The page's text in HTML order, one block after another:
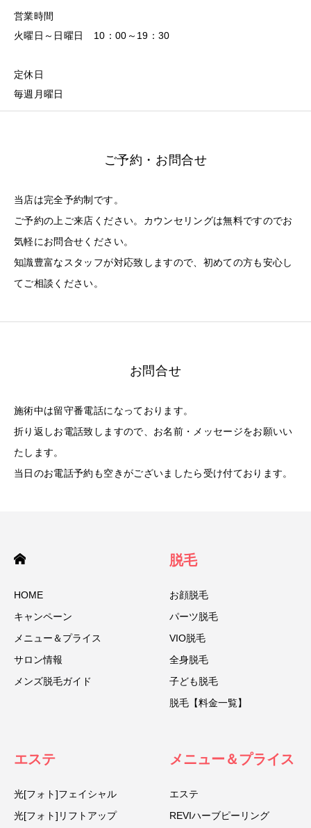
営業時間
火曜日～日曜日 10：00～19：30
定休日
毎週月曜日
ご予約・お問合せ
当店は完全予約制です。
ご予約の上ご来店ください。カウンセリングは無料ですのでお
気軽にお問合せください。
知識豊富なスタッフが対応致しますので、初めての方も安心し
てご相談ください。
お問合せ
施術中は留守番電話になっております。
折り返しお電話致しますので、お名前・メッセージをお願いい
たします。
当日のお電話予約も空きがございましたら受け付ております。
HOME
キャンペーン
メニュー＆プライス
サロン情報
メンズ脱毛ガイド
脱毛
お顔脱毛
パーツ脱毛
VIO脱毛
全身脱毛
子ども脱毛
脱毛【料金一覧】
エステ
光[フォト]フェイシャル
光[フォト]リフトアップ
メニュー＆プライス
エステ
REVIハーブピーリング